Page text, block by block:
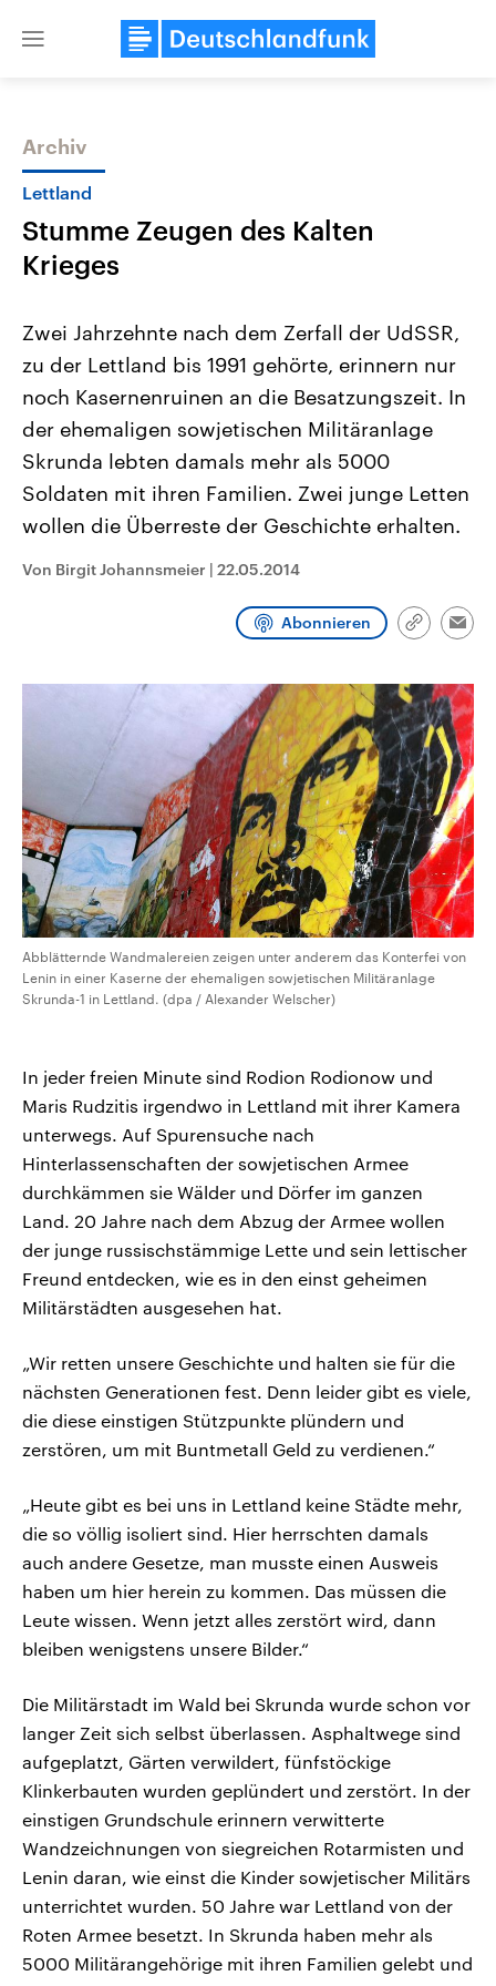
Close
Themen
Landtagswahl Sachsen-Anhalt
2026
Alle Informationen
Sachsen-Anhalt wählt am 6.
September 2026 einen neuen
Landtag. Seit 2021 wird das
Bundesland von einer Koalition aus
Umfragen, Prognosen,
und Hintergründe zu den Parteien
und Kandidaten der anstehenden
USA
Aktuelle Beiträge,
Hintergründe
Wirtschaftlich und
gehören die Vereinigten
den mächtigsten Ländern
mit großem Einfluss auf
aktuelle Weltgeschehen.
Sendungen Programm Podcasts
Archiv
Lettland
Stumme Zeugen des Kalten
Krieges
Zwei Jahrzehnte nach dem Zerfall der UdSSR,
zu der Lettland bis 1991 gehörte, erinnern nur
noch Kasernenruinen an die Besatzungszeit. In
der ehemaligen sowjetischen Militäranlage
Skrunda lebten damals mehr als 5000
Soldaten mit ihren Familien. Zwei junge Letten
wollen die Überreste der Geschichte erhalten.
Von Birgit Johannsmeier | 22.05.2014
Abonnieren
Link
Abblätternde Wandmalereien zeigen unter anderem das Konterfei von
Lenin in einer Kaserne der ehemaligen sowjetischen Militäranlage
Skrunda-1 in Lettland. (dpa / Alexander Welscher)
In jeder freien Minute sind Rodion Rodionow und
Maris Rudzitis irgendwo in Lettland mit ihrer Kamera
unterwegs. Auf Spurensuche nach
Hinterlassenschaften der sowjetischen Armee
durchkämmen sie Wälder und Dörfer im ganzen
Land. 20 Jahre nach dem Abzug der Armee wollen
der junge russischstämmige Lette und sein lettischer
Freund entdecken, wie es in den einst geheimen
Militärstädten ausgesehen hat.
„Wir retten unsere Geschichte und halten sie für die
nächsten Generationen fest. Denn leider gibt es viele,
die diese einstigen Stützpunkte plündern und
zerstören, um mit Buntmetall Geld zu verdienen.“
„Heute gibt es bei uns in Lettland keine Städte mehr,
die so völlig isoliert sind. Hier herrschten damals
auch andere Gesetze, man musste einen Ausweis
haben um hier herein zu kommen. Das müssen die
Leute wissen. Wenn jetzt alles zerstört wird, dann
bleiben wenigstens unsere Bilder.“
Die Militärstadt im Wald bei Skrunda wurde schon vor
langer Zeit sich selbst überlassen. Asphaltwege sind
aufgeplatzt, Gärten verwildert, fünfstöckige
Klinkerbauten wurden geplündert und zerstört. In der
einstigen Grundschule erinnern verwitterte
Wandzeichnungen von siegreichen Rotarmisten und
Lenin daran, wie einst die Kinder sowjetischer Militärs
unterrichtet wurden. 50 Jahre war Lettland von der
Roten Armee besetzt. In Skrunda haben mehr als
5000 Militärangehörige mit ihren Familien gelebt und